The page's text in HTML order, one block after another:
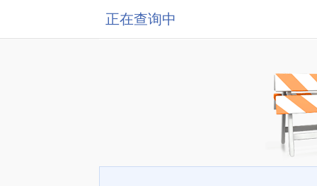
正在查询中